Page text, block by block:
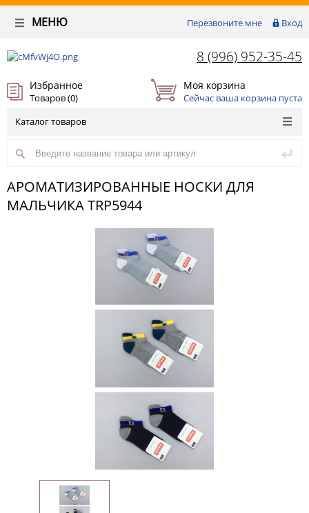
Перезвоните мне Вход
МЕНЮ
8 (996) 952-35-45
Избранное
Товаров (0)
Моя корзина
Сейчас ваша корзина пуста
Каталог товаров
АРОМАТИЗИРОВАННЫЕ НОСКИ ДЛЯ
МАЛЬЧИКА TRP5944